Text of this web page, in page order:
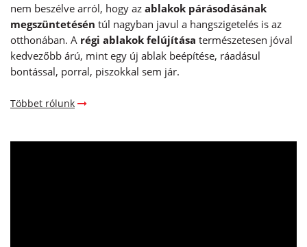
nem beszélve arról, hogy az ablakok párásodásának
megszüntetésén túl nagyban javul a hangszigetelés is az
otthonában. A régi ablakok felújítása természetesen jóval
kedvezőbb árú, mint egy új ablak beépítése, ráadásul
bontással, porral, piszokkal sem jár.
Többet rólunk